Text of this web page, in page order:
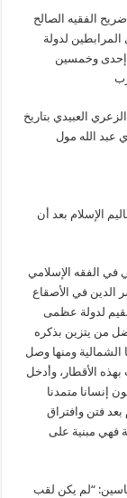
الفقيه الصالح
المرابطين لدولة
إحدى وخمسين
العبيدي بتاريخ
عبد الله مول
الإسلام بعد أن
الفقه الإسلامي
الدين في الأصقاع
لدولة عظمى
من يتزين بذكره
الشمالية ومنها وصل
الأقطار، وأدخل
إنسانا متمدنا
فتن وافتراق
فهي مبنية على
“لم يكن لقب